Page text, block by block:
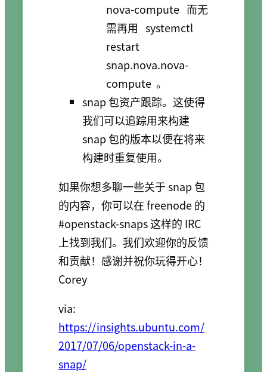
nova-compute 而无
需再用 systemctl
restart
snap.nova.nova-
compute 。
snap 包资产跟踪。这使得
我们可以追踪用来构建
snap 包的版本以便在将来
构建时重复使用。
如果你想多聊一些关于 snap 包
的内容，你可以在 freenode 的
#openstack-snaps 这样的 IRC
上找到我们。我们欢迎你的反馈
和贡献！感谢并祝你玩得开心！
Corey
via:
https://insights.ubuntu.com/
2017/07/06/openstack-in-a-
snap/